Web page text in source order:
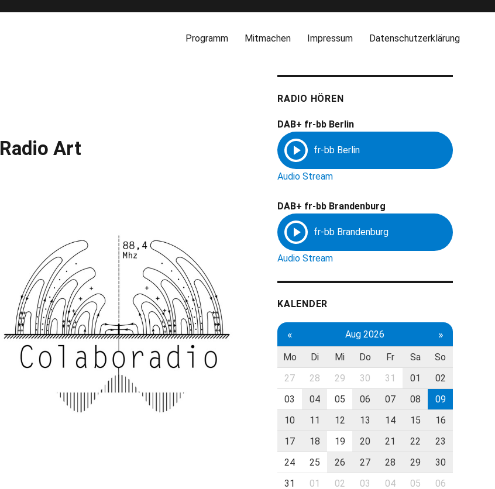
Programm Mitmachen Impressum Datenschutzerklärung
Radio Art
RADIO HÖREN
DAB+ fr-bb Berlin
Audio Stream
DAB+ fr-bb Brandenburg
Audio Stream
KALENDER
« Aug 2026 »
Mo Di Mi Do Fr Sa
So
27
28 29 30 31 01
02
03
04 05 06 07 08
09
10
11 12 13 14 15
16
17
18 19 20 21 22
23
24
25 26 27 28 29
30
31
01 02 03 04 05 06